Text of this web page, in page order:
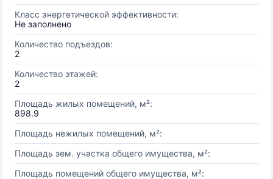
Класс энергетической эффективности:
Не заполнено
Количество подъездов:
2
Количество этажей:
2
Площадь жилых помещений, м²:
898.9
Площадь нежилых помещений, м²:
Площадь зем. участка общего имущества, м²:
Площадь помещений общего имущества, м²: